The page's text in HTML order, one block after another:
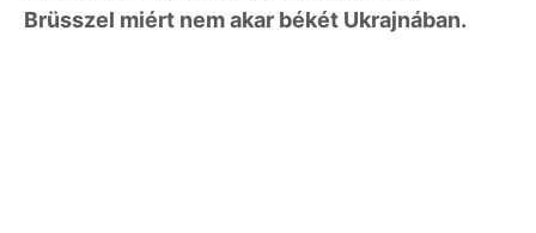
Brüsszel miért nem akar békét Ukrajnában.